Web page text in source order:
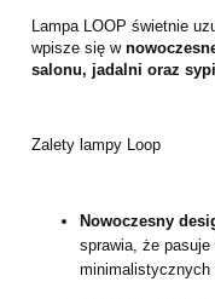
Lampa LOOP świetnie
wpisze się w
salonu, jadalni oraz
Zalety lampy Loop
Nowoczesny
sprawia, że
minimalistycznych